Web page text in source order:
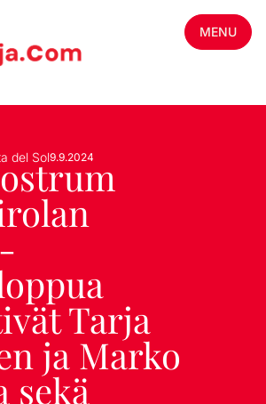
MENU
del Sol9.9.2024
Tarja
ja Marko
sekä